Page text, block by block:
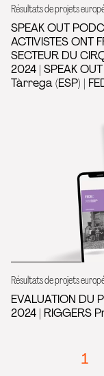
Résultats de projets
SPEAK OUT
ACTIVISTES ONT
SECTEUR DU
2024 | SPEAK
Tàrrega (ESP) |
Résultats de projets
EVALUATION DU
2024 | RIGGERS
1